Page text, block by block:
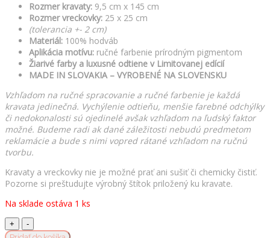
Rozmer kravaty: 9,5 cm x 145 cm
Rozmer vreckovky: 25 x 25 cm
(tolerancia +- 2 cm)
Materiál: 100% hodváb
Aplikácia motívu: ručné farbenie prírodným pigmentom
Žiarivé farby a luxusné odtiene v Limitovanej edícií
MADE IN SLOVAKIA – VYROBENÉ NA SLOVENSKU
Vzhľadom na ručné spracovanie a ručné farbenie je každá
kravata jedinečná. Vychýlenie odtieňu, menšie farebné odchýlky
či nedokonalosti sú ojedinelé avšak vzhľadom na ľudský faktor
možné. Budeme radi ak dané záležitosti nebudú predmetom
reklamácie a bude s nimi vopred rátané vzhľadom na ručnú
tvorbu.
Kravaty a vreckovky nie je možné prať ani sušiť či chemicky čistiť.
Pozorne si preštudujte výrobný štítok priložený ku kravate.
Na sklade ostáva 1 ks
Hodvábna
kravata